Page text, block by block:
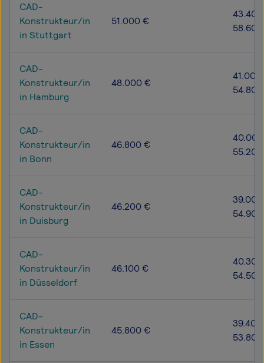
CAD-
Konstrukteur/in
in Stuttgart
51.000 €
CAD-
Konstrukteur/in
in Hamburg
48.000 €
CAD-
Konstrukteur/in
in Bonn
46.800 €
CAD-
Konstrukteur/in
in Duisburg
46.200 €
CAD-
Konstrukteur/in
in Düsseldorf
46.100 €
CAD-
Konstrukteur/in
in Essen
45.800 €